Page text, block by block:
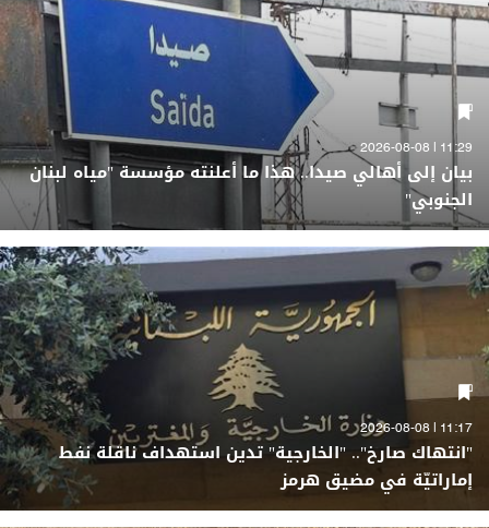
11:29 | 2026-08-08
بيان إلى أهالي صيدا.. هذا ما أعلنته مؤسسة "مياه لبنان
الجنوبي"
11:17 | 2026-08-08
"انتهاك صارخ".. "الخارجية" تدين استهداف ناقلة نفط
إماراتيّة في مضيق هرمز